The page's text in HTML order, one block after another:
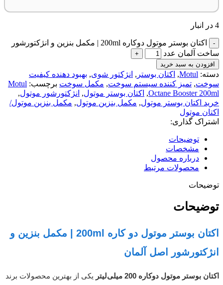
4 در انبار
اکتان بوستر موتول دوکاره 200ml | مکمل بنزین و انژکتورشور
ساخت آلمان عدد
افزودن به سبد خرید
دسته: Motul
, اکتان بوستر , انژکتور شوی, بهبود دهنده کیفیت
سوخت, تمیز کننده سیستم سوخت, مکمل سوخت برچسب: Motul
Octane Booster 200ml
, اکتان بوستر موتول, انژکتورشور موتول,
خرید اکتان بوستر موتول, مکمل بنزین موتول, مکمل بنزین موتول/
اکتان موتول
اشتراک گذاری:
توضیحات
مشخصات
درباره محصول
محصولات مرتبط
توضیحات
توضیحات
اکتان بوستر موتول دو کاره 200ml | مکمل بنزین و
انژکتورشور اصل آلمان
اکتان بوستر موتول دوکاره 200 میلی‌لیتر یکی از بهترین محصولات برند